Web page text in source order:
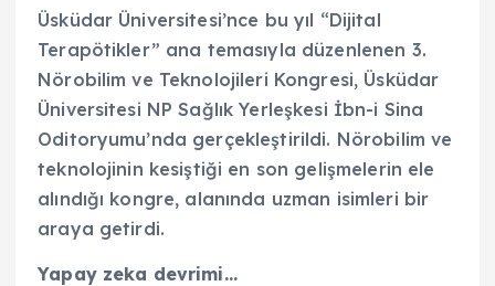
Üsküdar Üniversitesi’nce bu yıl “Dijital
Terapötikler” ana temasıyla düzenlenen 3.
Nörobilim ve Teknolojileri Kongresi, Üsküdar
Üniversitesi NP Sağlık Yerleşkesi İbn-i Sina
Oditoryumu’nda gerçekleştirildi. Nörobilim ve
teknolojinin kesiştiği en son gelişmelerin ele
alındığı kongre, alanında uzman isimleri bir
araya getirdi.
Yapay zeka devrimi…